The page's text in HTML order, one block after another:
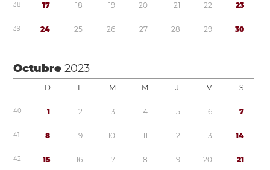
38 17 18 19 20 21 22 23
39 24 25 26 27 28 29 30
Octubre2023
D L M M J V S
40 1 2 3 4 5 6 7
41 8 9 10 11 12 13 14
42 15 16 17 18 19 20 21